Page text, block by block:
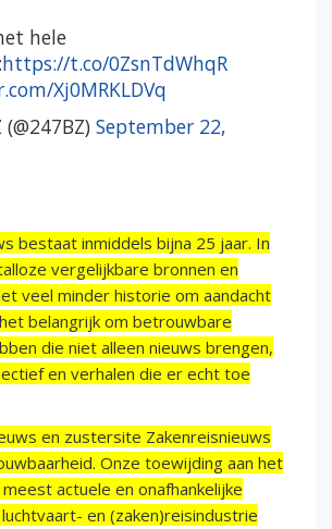
hele
https://t.co/0ZsnTdWhqR
Xj0MRKLDVq
September 22,
bestaat inmiddels bijna 25 jaar. In
vergelijkbare bronnen en
veel minder historie om aandacht
belangrijk om betrouwbare
die niet alleen nieuws brengen,
en verhalen die er echt toe
en zustersite Zakenreisnieuws
Onze toewijding aan het
actuele en onafhankelijke
en (zaken)reisindustrie